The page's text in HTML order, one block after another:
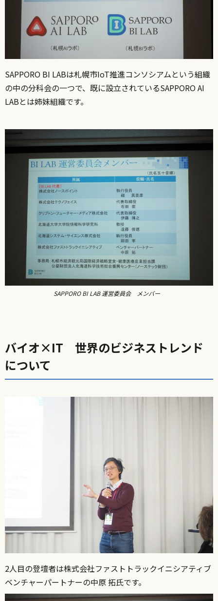
SAPPORO BI LABは札幌市IoT推進コンソシアムという組織
の中の分科会の一つで、既に設立されているSAPPORO AI
LABとは姉妹組織です。
SAPPORO BI LAB 運営委員会 メンバー
バイオ×IT 世界のビジネストレンド
について
2人目の登壇者は株式会社ファストトラックイニシアティブ
ベンチャーパートナーの中原 拓氏です。